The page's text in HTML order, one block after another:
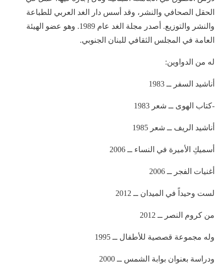
الحقل الصحافي والنشر، وقد أسس دار الغد العربي للطباعة
والنشر والتوزيع. أصدر مجلة الغد عام 1989. وهو عضو الهيئة
العامة في المجلس الثقافي للبنان الجنوبي.
له من الدواوين:
أناشيد السفر ــ 1983
-كتاب الهوى ــ شعر 1983
أناشيد الريف ــ شعر 1985
أسميكِ الأميرة في النساء ــ 2006
أغنيات الفجر ــ 2006
لست وحيداً في الميدان ــ 2012
من كروم النصر ــ 2012
وله مجموعة قصصية للأطفال ــ 1995
ودراسة بعنوان بوابة الشمس ــ 2000